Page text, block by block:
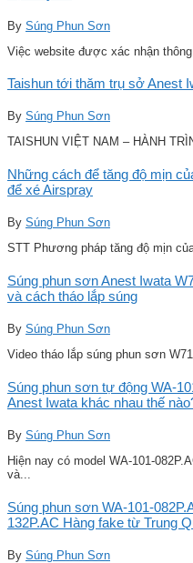
By Súng Phun Sơn
Việc website được xác nhận thông
Taishun tới thăm trụ sở Anest
By Súng Phun Sơn
TAISHUN VIỆT NAM – HÀNH
Những cách để tăng độ mịn
để xé Airspray
By Súng Phun Sơn
STT Phương pháp tăng độ mịn
Súng phun sơn Anest Iwata
và cách tháo lắp súng
By Súng Phun Sơn
Video tháo lắp súng phun sơn
Súng phun sơn tự động WA-
Anest Iwata khác nhau thế
By Súng Phun Sơn
Hiện nay có model WA-101-
và...
Súng phun sơn WA-101-
132P.AC Hàng fake từ Trung
By Súng Phun Sơn